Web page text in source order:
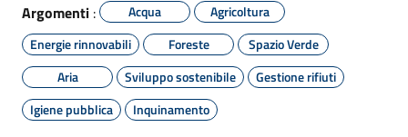
Argomenti : Acqua
Agricoltura
Energie rinnovabili
Foreste
Spazio Verde
Aria
Sviluppo sostenibile
Gestione rifiuti
Igiene pubblica
Inquinamento